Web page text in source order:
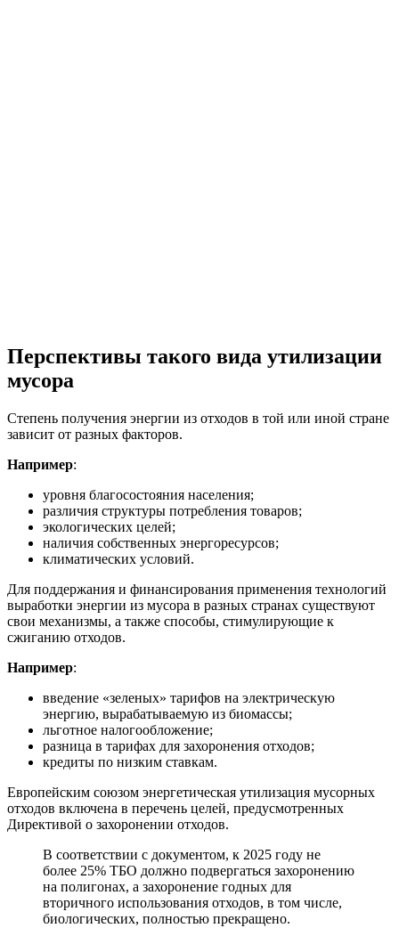
Перспективы такого вида утилизации
мусора
Степень получения энергии из отходов в той или иной стране
зависит от разных факторов.
Например:
уровня благосостояния населения;
различия структуры потребления товаров;
экологических целей;
наличия собственных энергоресурсов;
климатических условий.
Для поддержания и финансирования применения технологий
выработки энергии из мусора в разных странах существуют
свои механизмы, а также способы, стимулирующие к
сжиганию отходов.
Например:
введение «зеленых» тарифов на электрическую
энергию, вырабатываемую из биомассы;
льготное налогообложение;
разница в тарифах для захоронения отходов;
кредиты по низким ставкам.
Европейским союзом энергетическая утилизация мусорных
отходов включена в перечень целей, предусмотренных
Директивой о захоронении отходов.
В соответствии с документом, к 2025 году не
более 25% ТБО должно подвергаться захоронению
на полигонах, а захоронение годных для
вторичного использования отходов, в том числе,
биологических, полностью прекращено.